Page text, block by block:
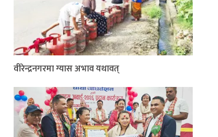
वीरेन्द्रनगरमा ग्यास अभाव यथावत्